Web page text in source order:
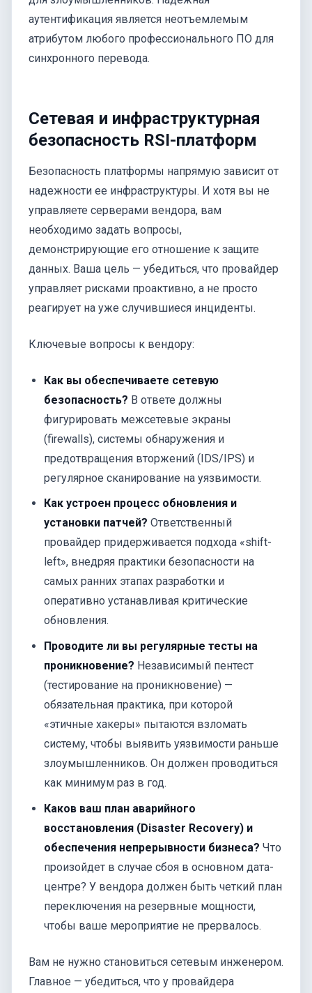
аутентификация является неотъемлемым
атрибутом любого профессионального ПО для
синхронного перевода.
Сетевая и инфраструктурная
безопасность RSI-платформ
Безопасность платформы напрямую зависит от
надежности ее инфраструктуры. И хотя вы не
управляете серверами вендора, вам
необходимо задать вопросы,
демонстрирующие его отношение к защите
данных. Ваша цель — убедиться, что провайдер
управляет рисками проактивно, а не просто
реагирует на уже случившиеся инциденты.
Ключевые вопросы к вендору:
Как вы обеспечиваете сетевую
безопасность? В ответе должны
фигурировать межсетевые экраны
(firewalls), системы обнаружения и
предотвращения вторжений (IDS/IPS) и
регулярное сканирование на уязвимости.
Как устроен процесс обновления и
установки патчей? Ответственный
провайдер придерживается подхода «shift-
left», внедряя практики безопасности на
самых ранних этапах разработки и
оперативно устанавливая критические
обновления.
Проводите ли вы регулярные тесты на
проникновение? Независимый пентест
(тестирование на проникновение) —
обязательная практика, при которой
«этичные хакеры» пытаются взломать
систему, чтобы выявить уязвимости раньше
злоумышленников. Он должен проводиться
как минимум раз в год.
Каков ваш план аварийного
восстановления (Disaster Recovery) и
обеспечения непрерывности бизнеса? Что
произойдет в случае сбоя в основном дата-
центре? У вендора должен быть четкий план
переключения на резервные мощности,
чтобы ваше мероприятие не прервалось.
Вам не нужно становиться сетевым инженером.
Главное — убедиться, что у провайдера